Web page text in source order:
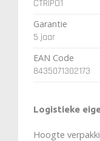
CTRIPO1
Garantie
5 jaar
EAN Code
8435071302173
Logistieke
Hoogte